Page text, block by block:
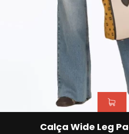
Calça Wide Leg